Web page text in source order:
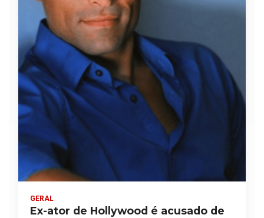
GERAL
Ex-ator de Hollywood é acusado de